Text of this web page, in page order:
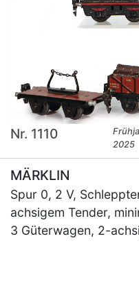
Nr. 1110
2025
MÄRKLIN
Spur 0, 2 V,
achsigem Tender,
3 Güterwagen, 2-